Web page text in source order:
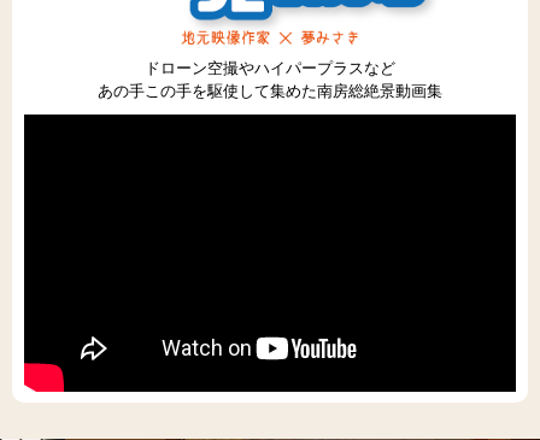
ドローン空撮やハイパープラスなど
あの手この手を駆使して集めた南房総絶景動画集